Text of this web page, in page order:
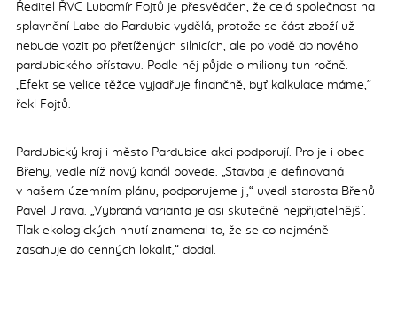
Ředitel ŘVC Lubomír Fojtů je přesvědčen, že celá společnost na
splavnění Labe do Pardubic vydělá, protože se část zboží už
nebude vozit po přetížených silnicích, ale po vodě do nového
pardubického přístavu. Podle něj půjde o miliony tun ročně.
„Efekt se velice těžce vyjadřuje finančně, byť kalkulace máme,“
řekl Fojtů.
Pardubický kraj i město Pardubice akci podporují. Pro je i obec
Břehy, vedle níž nový kanál povede. „Stavba je definovaná
v našem územním plánu, podporujeme ji,“ uvedl starosta Břehů
Pavel Jirava. „Vybraná varianta je asi skutečně nejpřijatelnější.
Tlak ekologických hnutí znamenal to, že se co nejméně
zasahuje do cenných lokalit,“ dodal.